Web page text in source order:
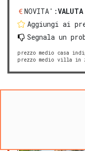
NOVITA':
Aggiungi ai
Segnala un
prezzo medio casa
prezzo medio villa in